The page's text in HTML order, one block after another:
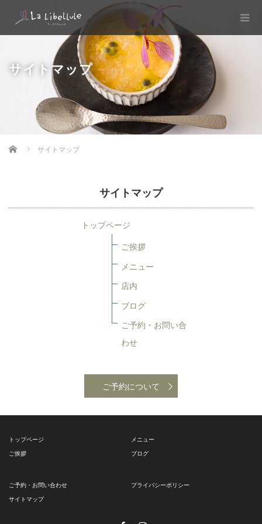
サイトマップ
Home サイトマップ
サイトマップ
トップページ
ご挨拶
メニュー
店内
ブログ
ご予約・お問い合
わせ
ご予約について
トップページ
ご挨拶
メニュー
ブログ
ご予約・お問い合わせ
サイトマップ
プライバシーポリシー